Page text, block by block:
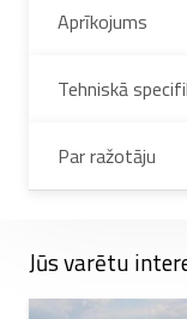
Aprīkojums
Tehniskā
Par ražotāju
Jūs varētu